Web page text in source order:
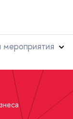
мероприятия